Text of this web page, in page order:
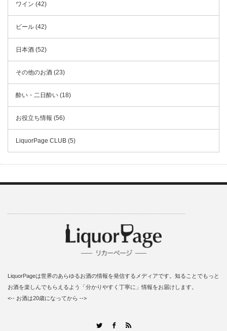
ワイン (42)
ビール (42)
日本酒 (52)
その他のお酒 (23)
酔い・二日酔い (18)
お役立ち情報 (56)
LiquorPage CLUB (5)
LiquorPageは世界のあらゆるお酒の情報を発信するメディアです。知ることでもっと
お酒を楽しんでもらえるよう「分かりやすく丁寧に」情報をお届けします。
<-- お酒は20歳になってから -->
TwitterFacebook